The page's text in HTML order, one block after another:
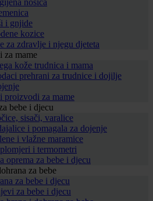
nosića
i gnjide
kozice
za zdravlje i njegu djeteta
za mame
kože trudnica i mama
prehrani za trudnice i dojilje
proizvodi za mame
bebe i djecu
sisači, varalice
i pomagala za dojenje
i vlažne maramice
i termometri
oprema za bebe i djecu
za bebe
za bebe i djecu
za bebe i djecu